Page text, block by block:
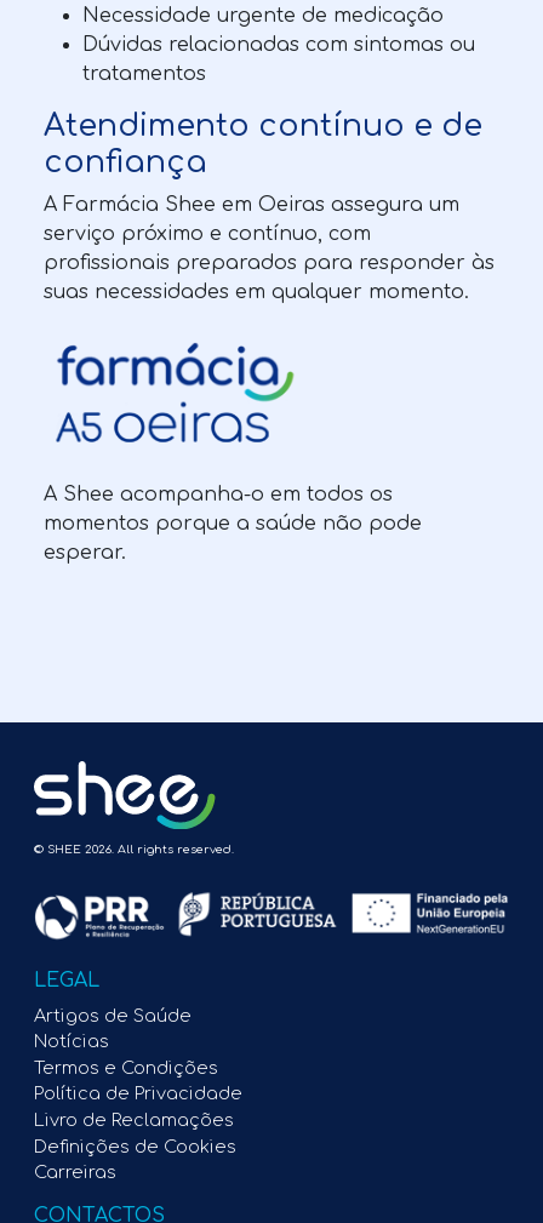
Necessidade urgente de medicação
Dúvidas relacionadas com sintomas ou
tratamentos
Atendimento contínuo e de
confiança
A Farmácia Shee em Oeiras assegura um
serviço próximo e contínuo, com
profissionais preparados para responder às
suas necessidades em qualquer momento.
A Shee acompanha-o em todos os
momentos porque a saúde não pode
esperar.
© SHEE 2026. All rights reserved.
LEGAL
Artigos de Saúde
Notícias
Termos e Condições
Política de Privacidade
Livro de Reclamações
Definições de Cookies
Carreiras
CONTACTOS